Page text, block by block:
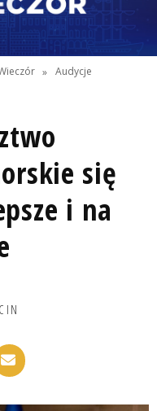
» Audycje
się
i na